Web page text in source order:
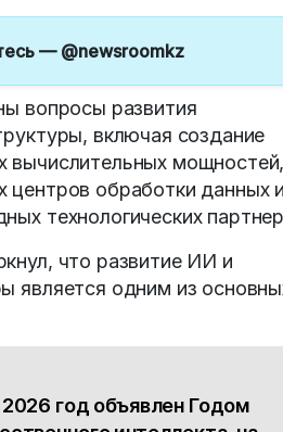
— @newsroomkz
вопросы развития
включая создание
вычислительных мощностей,
обработки данных и
технологических
что развитие ИИ и
является одним из
год объявлен Годом